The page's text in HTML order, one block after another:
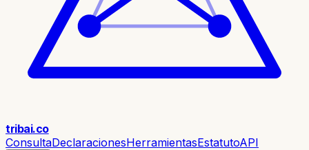
tribai.co
ConsultaDeclaracionesHerramientasEstatutoAPI